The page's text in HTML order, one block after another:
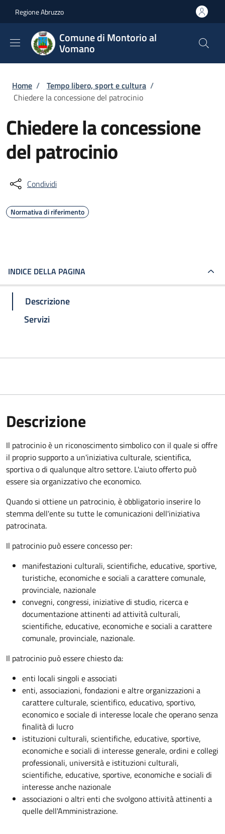
Regione Abruzzo
Comune di Montorio al
Vomano
Briciole di pane
Home / Tempo libero, sport e cultura /
Chiedere la concessione del patrocinio
Chiedere la concessione
del patrocinio
Condividi
Normativa di riferimento
INDICE DELLA PAGINA
Descrizione
Servizi
Descrizione
Il patrocinio è un riconoscimento simbolico con il quale si offre
il proprio supporto a un'iniziativa culturale, scientifica,
sportiva o di qualunque altro settore. L'aiuto offerto può
essere sia organizzativo che economico.
Quando si ottiene un patrocinio, è obbligatorio inserire lo
stemma dell'ente su tutte le comunicazioni dell'iniziativa
patrocinata.
Il patrocinio può essere concesso per:
manifestazioni culturali, scientifiche, educative, sportive,
turistiche, economiche e sociali a carattere comunale,
provinciale, nazionale
convegni, congressi, iniziative di studio, ricerca e
documentazione attinenti ad attività culturali,
scientifiche, educative, economiche e sociali a carattere
comunale, provinciale, nazionale.
Il patrocinio può essere chiesto da:
enti locali singoli e associati
enti, associazioni, fondazioni e altre organizzazioni a
carattere culturale, scientifico, educativo, sportivo,
economico e sociale di interesse locale che operano senza
finalità di lucro
istituzioni culturali, scientifiche, educative, sportive,
economiche e sociali di interesse generale, ordini e collegi
professionali, università e istituzioni culturali,
scientifiche, educative, sportive, economiche e sociali di
interesse anche nazionale
associazioni o altri enti che svolgono attività attinenti a
quelle dell'Amministrazione.